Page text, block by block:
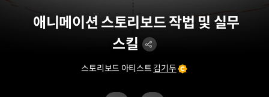
애니메이션 스토리보드 작법 및 실무
스킬
스토리보드 아티스트 김기두